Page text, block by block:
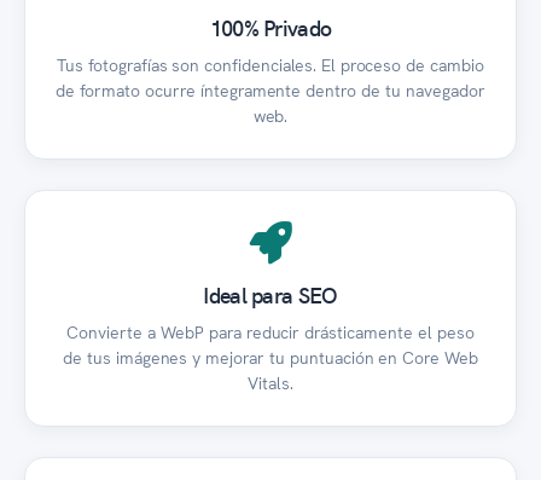
100% Privado
Tus fotografías son confidenciales. El proceso de cambio
de formato ocurre íntegramente dentro de tu navegador
web.
Ideal para SEO
Convierte a WebP para reducir drásticamente el peso
de tus imágenes y mejorar tu puntuación en Core Web
Vitals.